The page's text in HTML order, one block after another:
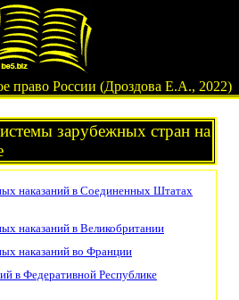
право России (Дроздова Е.А., 2022)
зарубежных стран на
наказаний в Соединенных Штатах
наказаний в Великобритании
наказаний во Франции
в Федеративной Республике